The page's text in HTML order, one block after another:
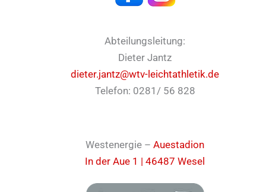
Abteilungsleitung:
Dieter Jantz
dieter.jantz@wtv-leichtathletik.de
Telefon: 0281/ 56 828
Westenergie – Auestadion
In der Aue 1 | 46487 Wesel